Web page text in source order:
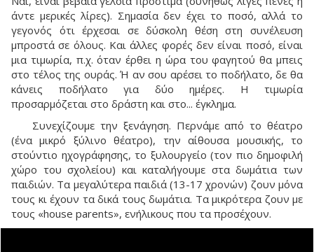
άντε μερικές λίρες). Σημασία δεν έχει το ποσό, αλλά το
γεγονός ότι έρχεσαι σε δύσκολη θέση στη συνέλευση
μπροστά σε όλους. Και άλλες φορές δεν είναι ποσό, είναι
μια τιμωρία, π.χ. όταν έρθει η ώρα του φαγητού θα μπεις
στο τέλος της ουράς. Ή αν σου αρέσει το ποδήλατο, δε θα
κάνεις ποδήλατο για δύο ημέρες. Η τιμωρία
προσαρμόζεται στο δράστη και στο... έγκλημα.
Συνεχίζουμε την ξενάγηση. Περνάμε από το θέατρο
(ένα μικρό ξύλινο θέατρο), την αίθουσα μουσικής, το
στούντιο ηχογράφησης, το ξυλουργείο (τον πιο δημοφιλή
χώρο του σχολείου) και καταλήγουμε στα δωμάτια των
παιδιών. Τα μεγαλύτερα παιδιά (13-17 χρονών) ζουν μόνα
τους κι έχουν τα δικά τους δωμάτια. Τα μικρότερα ζουν με
τους «house parents», ενήλικους που τα προσέχουν.